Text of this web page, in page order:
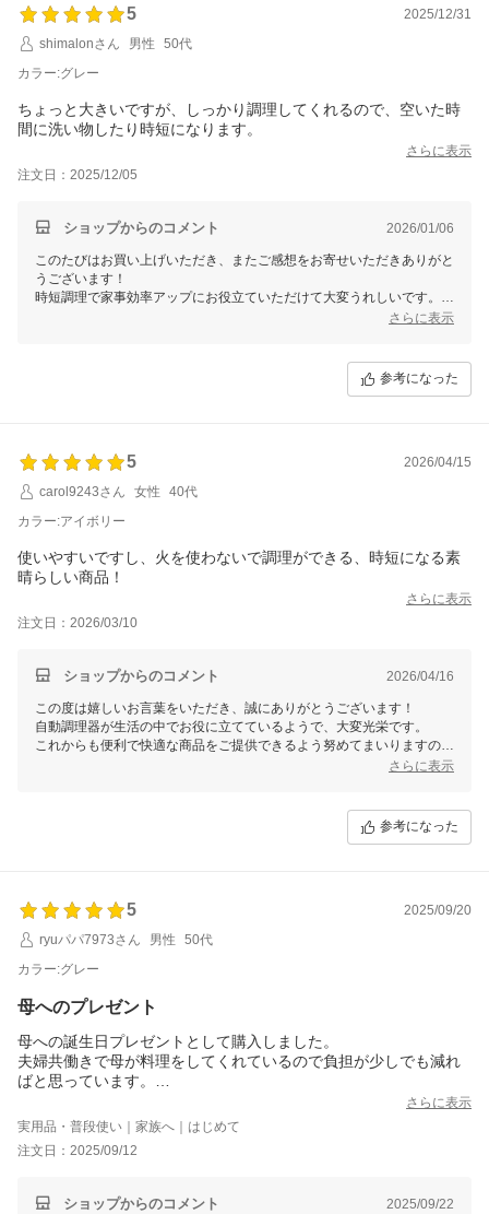
だきありがとうございます。この点については、重さと安全性を考慮し
は仕入れ先と共有し、さらなる改良ができるよう検討を進めさせていた
だきます。
引き続き便利で安心な調理をサポートできれば幸いです。
また何かお気づきの点がございましたら、ぜひご意見をお聞かせくださ
い。ありがとうございます！
5
2025/12/31
shimalonさん
男性
50代
カラー:グレー
ちょっと大きいですが、しっかり調理してくれるので、空いた時
間に洗い物したり時短になります。
さらに表示
注文日：2025/12/05
ショップからのコメント 2026/01/06
このたびはお買い上げいただき、またご感想をお寄せいただきありがと
うございます！
時短調理で家事効率アップにお役立ていただけて大変うれしいです。
さらに表示
参考になった
5
2026/04/15
carol9243さん
女性
40代
カラー:アイボリー
使いやすいですし、火を使わないで調理ができる、時短になる素
晴らしい商品！
さらに表示
注文日：2026/03/10
ショップからのコメント 2026/04/16
この度は嬉しいお言葉をいただき、誠にありがとうございます！
自動調理器が生活の中でお役に立てているようで、大変光栄です。
これからも便利で快適な商品をご提供できるよう努めてまいりますの
さらに表示
参考になった
5
2025/09/20
ryuパパ7973さん
男性
50代
カラー:グレー
母へのプレゼント
母への誕生日プレゼントとして購入しました。
夫婦共働きで母が料理をしてくれているので負担が少しでも減れ
ばと思っています。
まだ、試行錯誤しながら使っているのでわかりませんが使い勝手
は良いみたいです。
さらに表示
実用品・普段使い｜家族へ｜はじめて
注文日：2025/09/12
ショップからのコメント 2025/09/22